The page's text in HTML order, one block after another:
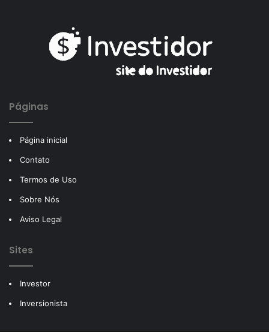
Páginas
Página inicial
Contato
Termos de Uso
Sobre Nós
Aviso Legal
Sites
Investor
Inversionista